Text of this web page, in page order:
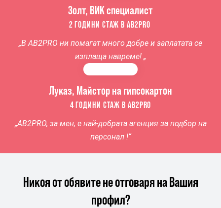
Золт, ВИК специалист
2 ГОДИНИ СТАЖ В AB2PRO
„В AB2PRO ни помагат много добре и заплатата се
изплаща навреме! „
Луказ, Майстор на гипсокартон
4 ГОДИНИ СТАЖ В AB2PRO
„AB2PRO, за мен, е най-добрата агенция за подбор на
персонал !“
Никоя от обявите не отговаря на Вашия
профил?